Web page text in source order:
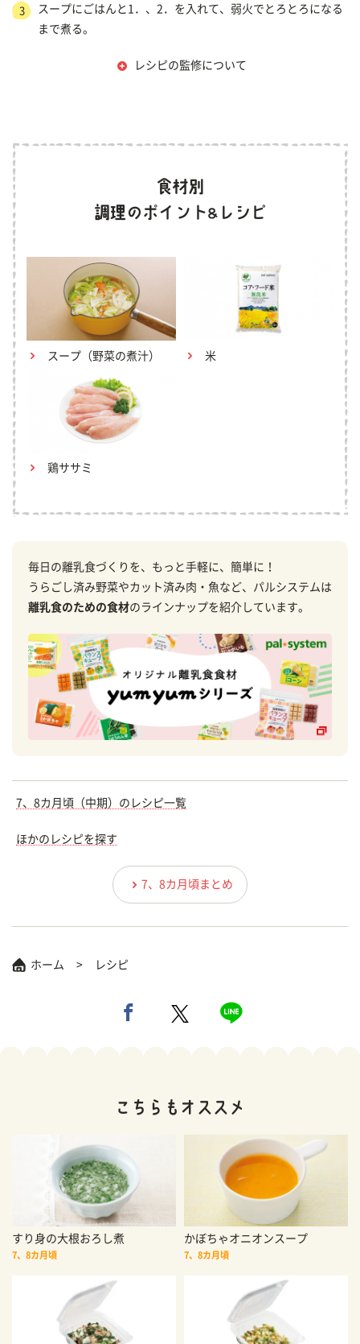
3
スープにごはんと1．、2．を入れて、弱火でとろとろになる
まで煮る。
レシピの監修について
スープ（野菜の煮汁） 米
鶏ササミ
毎日の離乳食づくりを、もっと手軽に、簡単に！
うらごし済み野菜やカット済み肉・魚など、パルシステムは
離乳食のための食材のラインナップを紹介しています。
7、8カ月頃（中期）のレシピ一覧
ほかのレシピを探す
7、8カ月頃まとめ
ホーム レシピ
すり身の大根おろし煮
7、8カ月頃
かぼちゃオニオンスープ
7、8カ月頃